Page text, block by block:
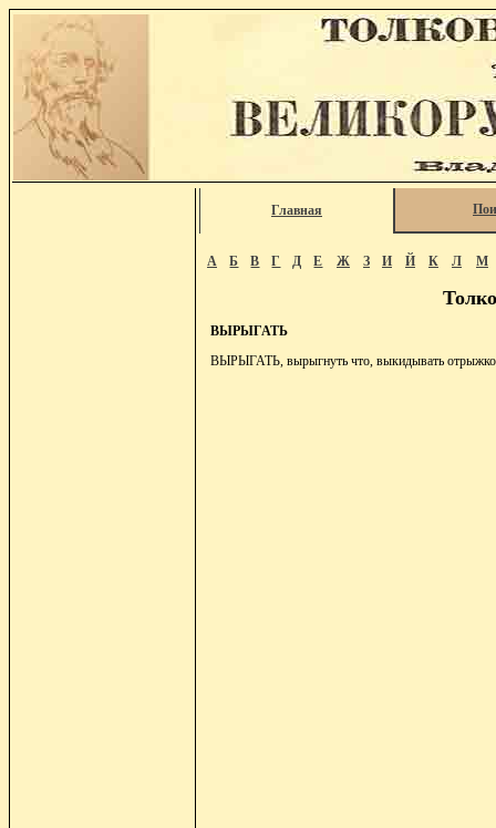
Главная
А Б В Г Д Е Ж З И Й К Л М
ВЫРЫГАТЬ
ВЫРЫГАТЬ, вырыгнуть что, выкидывать